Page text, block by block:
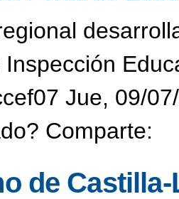
Jue, 09/
Comparte:
de